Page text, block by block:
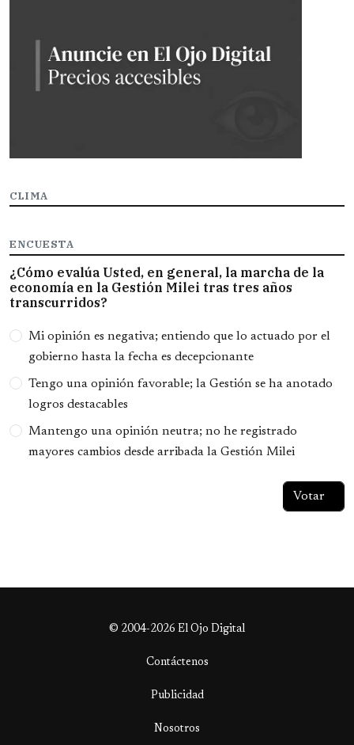
CLIMA
ENCUESTA
¿Cómo evalúa Usted, en general, la marcha de la
economía en la Gestión Milei tras tres años
transcurridos?
Opciones
Mi opinión es negativa; entiendo que lo actuado por el
gobierno hasta la fecha es decepcionante
Tengo una opinión favorable; la Gestión se ha anotado
logros destacables
Mantengo una opinión neutra; no he registrado
mayores cambios desde arribada la Gestión Milei
© 2004-2026 El Ojo Digital
Contáctenos
Publicidad
Nosotros